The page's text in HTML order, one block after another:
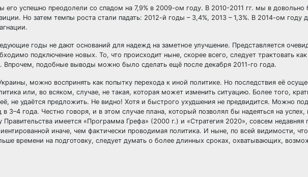
успешно преодолели со спадом на 7,9% в 2009-ом году. В 2010-2011 гг. мы в довольно
Но затем темпы роста стали падать: 2012-й годы – 3,4%, 2013 – 1,3%. В 2014-ом году
годы не дают оснований для надежд на заметное улучшение. Представляется
подключение новых. То, что происходит ныне, скорее всего, следует трактовать как
Впрочем, подобные выводы можно было сделать ещё после декабря 2011-го года.
можно воспринять как попытку перехода к иной политике. Но последствия её
или, во всяком, случае, не такая, которая может изменить ситуацию. Более того,
не удаётся предложить. Не видно! Хотя и быстрого ухудшения не предвидится. Можно
3–4 года. Честно говоря, и в этом случае плана, который позволял бы надеяться на успех,
имеется «Программа Грефа» (2000 г.) и «Стратегия 2020», совсем
иначе, чем фактически проводимая политика. И ныне, по всей видимости,
времени на подготовку, следует думать о более длинных сроках, охватывающих,